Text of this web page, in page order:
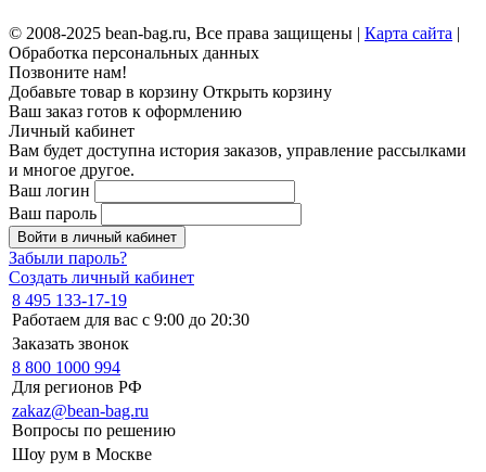
© 2008-2025 bean-bag.ru, Все права защищены | Карта сайта |
Обработка персональных данных
Позвоните нам!
Добавьте товар в корзину Открыть корзину
Ваш заказ готов к оформлению
Личный кабинет
Вам будет доступна история заказов, управление рассылками
и многое другое.
Ваш логин
Ваш пароль
Войти в личный кабинет
Забыли пароль?
Создать личный кабинет
8 495 133-17-19
Работаем для вас с 9:00 до 20:30
Заказать звонок
8 800 1000 994
Для регионов РФ
zakaz@bean-bag.ru
Вопросы по решению
Шоу рум в Москве